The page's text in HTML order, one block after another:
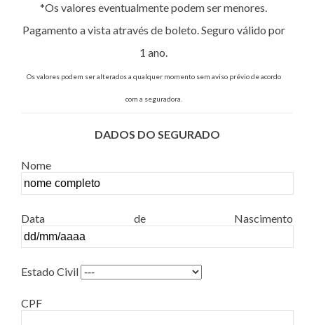
*Os valores eventualmente podem ser menores.
Pagamento a vista através de boleto. Seguro válido por
1 ano.
Os valores podem ser alterados a qualquer momento sem aviso prévio de acordo
com a seguradora.
DADOS DO SEGURADO
Nome
Data de Nascimento
Estado Civil
CPF